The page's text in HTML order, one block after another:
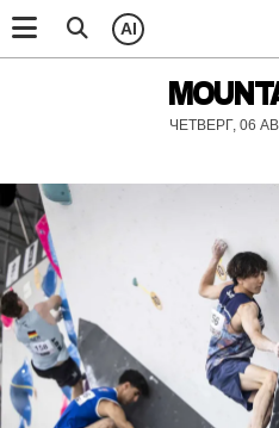
AI
ЧЕТВЕРГ, 06